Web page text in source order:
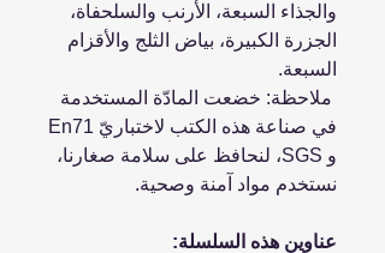
والجذاء السبعة، الأرنب والسلحفاة،
الجزرة الكبيرة، بياض الثلج والأقزام
السبعة.
ملاحظة: خضعت المادّة المستخدمة
في صناعة هذه الكتب لاختباريّ En71
و SGS، لنحافظ على سلامة صغارنا،
نستخدم مواد آمنة وصحية.
عناوين هذه السلسلة: